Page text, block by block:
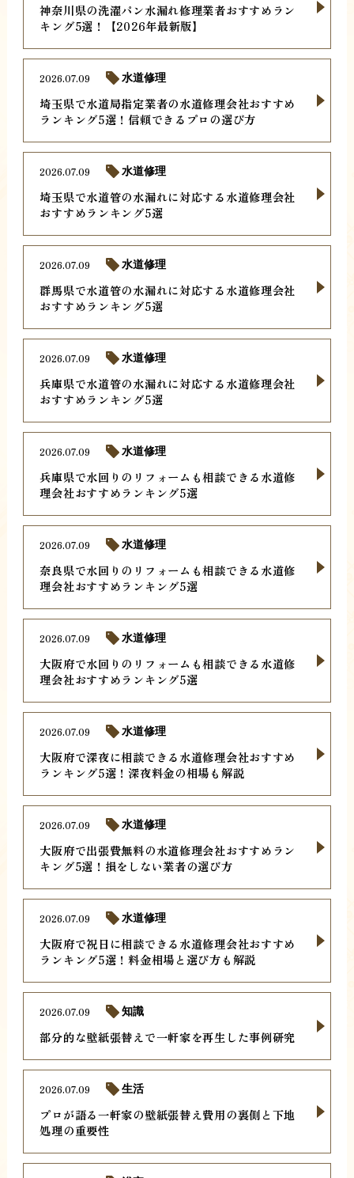
神奈川県の洗濯パン水漏れ修理業者おすすめラン
キング5選！【2026年最新版】
埼玉県で水道局指定業者の水道修理会社おすすめ
ランキング5選！信頼できるプロの選び方
2026.07.09 水道修理
埼玉県で水道管の水漏れに対応する水道修理会社
おすすめランキング5選
2026.07.09 水道修理
群馬県で水道管の水漏れに対応する水道修理会社
おすすめランキング5選
2026.07.09 水道修理
兵庫県で水道管の水漏れに対応する水道修理会社
おすすめランキング5選
2026.07.09 水道修理
兵庫県で水回りのリフォームも相談できる水道修
理会社おすすめランキング5選
2026.07.09 水道修理
奈良県で水回りのリフォームも相談できる水道修
理会社おすすめランキング5選
2026.07.09 水道修理
大阪府で水回りのリフォームも相談できる水道修
理会社おすすめランキング5選
2026.07.09 水道修理
大阪府で深夜に相談できる水道修理会社おすすめ
ランキング5選！深夜料金の相場も解説
2026.07.09 水道修理
大阪府で出張費無料の水道修理会社おすすめラン
キング5選！損をしない業者の選び方
2026.07.09 水道修理
大阪府で祝日に相談できる水道修理会社おすすめ
ランキング5選！料金相場と選び方も解説
2026.07.09 水道修理
部分的な壁紙張替えで一軒家を再生した事例研究
2026.07.09 知識
プロが語る一軒家の壁紙張替え費用の裏側と下地
処理の重要性
2026.07.09 生活